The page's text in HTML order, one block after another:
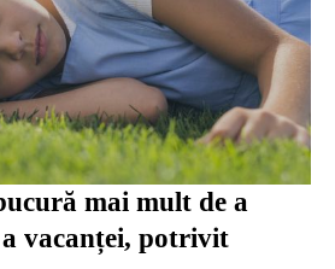
mai mult de a
vacanței, potrivit